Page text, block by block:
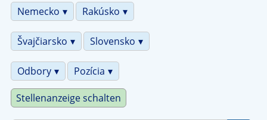
Nemecko
Rakúsko
Švajčiarsko Slovensko
Odbory Pozícia
Stellenanzeige schalten